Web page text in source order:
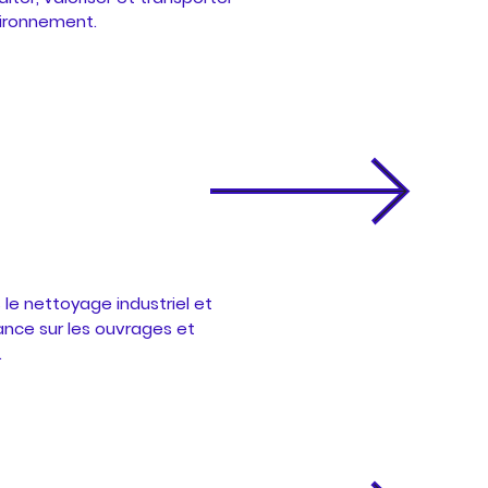
le nettoyage industriel et
sur les ouvrages et